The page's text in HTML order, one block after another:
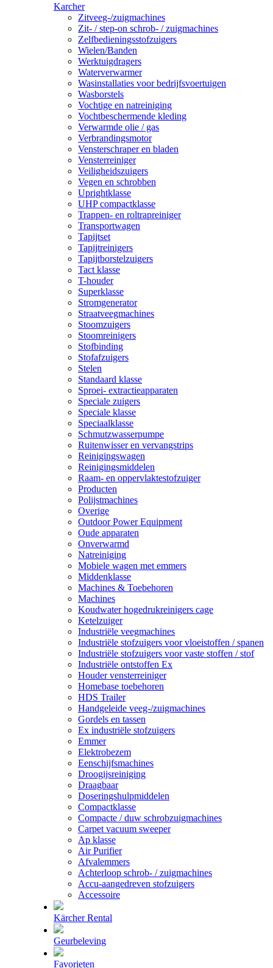
Karcher
Zitveeg-/zuigmachines
Zit- / step-on schrob- / zuigmachines
Zelfbedieningsstofzuigers
Wielen/Banden
Werktuigdragers
Waterverwarmer
Wasinstallaties voor bedrijfsvoertuigen
Wasborstels
Vochtige en natreiniging
Vochtbeschermende kleding
Verwarmde olie / gas
Verbrandingsmotor
Vensterschraper en bladen
Vensterreiniger
Veiligheidszuigers
Vegen en schrobben
Uprightklasse
UHP compactklasse
Trappen- en roltrapreiniger
Transportwagen
Tapijtset
Tapijtreinigers
Tapijtborstelzuigers
Tact klasse
T-houder
Superklasse
Stromgenerator
Straatveegmachines
Stoomzuigers
Stoomreinigers
Stofbinding
Stofafzuigers
Stelen
Standaard klasse
Sproei- extractieapparaten
Speciale zuigers
Speciale klasse
Speciaalklasse
Schmutzwasserpumpe
Ruitenwisser en vervangstrips
Reinigingswagen
Reinigingsmiddelen
Raam- en oppervlaktestofzuiger
Producten
Polijstmachines
Overige
Outdoor Power Equipment
Oude apparaten
Onverwarmd
Natreiniging
Mobiele wagen met emmers
Middenklasse
Machines & Toebehoren
Machines
Koudwater hogedrukreinigers cage
Ketelzuiger
Industriële veegmachines
Industriële stofzuigers voor vloeistoffen / spanen
Industriële stofzuigers voor vaste stoffen / stof
Industriële ontstoffen Ex
Houder vensterreiniger
Homebase toebehoren
HDS Trailer
Handgeleide veeg-/zuigmachines
Gordels en tassen
Ex industriële stofzuigers
Emmer
Elektrobezem
Eenschijfsmachines
Droogijsreiniging
Draagbaar
Doseringshulpmiddelen
Compactklasse
Compacte / duw schrobzuigmachines
Carpet vacuum sweeper
Ap klasse
Air Purifier
Afvalemmers
Achterloop schrob- / zuigmachines
Accu-aangedreven stofzuigers
Accessoire
Kärcher Rental
Geurbeleving
Favorieten